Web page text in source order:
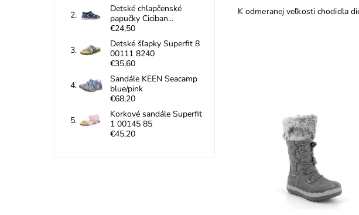
K odmeranej veľkosti chodidla
Nepremokavá membrána
vonkajšej bočnej strany zips, z
časti pružná šnúrka na lepšie
prispôsobenie...
Dostupnosť:
Skladom
Primigi
2 roky
Detské chlapčenské
papučky Ciciban...
€24,50
Detské šľapky Superfit 8
00111 8240
€35,60
Sandále KEEN Seacamp
blue/pink
€68,20
Korkové sandále Superfit
1 00145 85
€45,20